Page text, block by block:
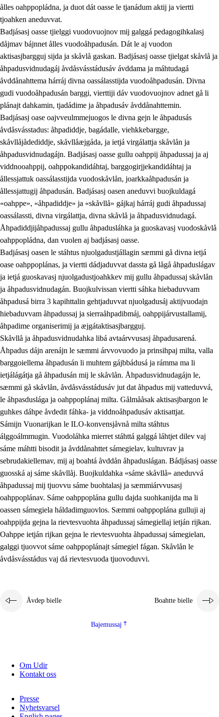
ålles oahppopládna, ja duot dát oasse le tjanádum aktij ja viertti
tjoahken aneduvvat.
Badjásasj oasse tjielggi vuodovuojnov mij galggá pedagogihkalasj
dåjmav bájnnet ålles vuodoåhpadusán. Dát le aj vuodon
aktisasjbargguj sijda ja skåvlå gaskan. Badjásasj oasse tjielgat skåvlå ja
åhpadusvidnudagáj åvdåsvásstádusáv ávddama ja máhtudagá
åvddånahttema hárráj divna oassálasstijda vuodoåhpadusán. Divna
gudi vuodoåhpadusán barggi, vierttiji dáv vuodovuojnov adnet gå li
plánajt dahkamin, tjadádime ja åhpadusáv åvddånahttemin.
Badjásasj oase oajvveulmmejuogos le divna gejn le åhpadusás
åvdåsvásstadus: åhpadiddje, bagádalle, viehkkebargge,
skåvllåjådediddje, skåvllåæjgáda, ja ietjá virgálattja skåvlån ja
åhpadusvidnudagájn. Badjásasj oasse gullu oahppij åhpadussaj ja aj
viddnooahppij, oahppokandidáhtaj, barggogirjjekandidáhtaj ja
ållessjattuk oassálasstijda vuodoskåvlån, joarkkaåhpadusán ja
ållessjattugij åhpadusán. Badjásasj oasen aneduvvi buojkuldagá
«oahppe», «åhpadiddje» ja «skåvllå» gájkaj hárráj gudi åhpadussaj
oassálassti, divna virgálattja, divna skåvlå ja åhpadusvidnudagá.
Åhpadiddjijåhpadussaj gullu åhpadusláhka ja guoskavasj vuodoskåvlå
oahppopládna, dan vuolen aj badjásasj oasse.
Badjásasj oasen le stáhtus njuolgadustjállagin sæmmi gå divna ietjá
oase oahppoplánas, ja viertti dádjaduvvat dassta gå lågå åhpaduslágav
ja ietjá guoskavasj njuolgadustjoahkkev mij gullu åhpadussaj skåvlån
ja åhpadusvidnudagán. Buojkulvissan viertti sáhka hiebaduvvam
åhpadusá birra 3 kapihttalin gehtjaduvvat njuolgadusáj aktijvuodajn
hiebaduvvam åhpadussaj ja sierraåhpadibmáj, oahppijárvustallamij,
åhpadime organiserimij ja æjgátaktisasjbargguj.
Skåvllå ja åhpadusvidnudahka libá avtaárvvusasj åhpadusarená.
Åhpadus dájn arenájn le sæmmi árvvovuodo ja prinsihpaj milta, valla
barggoiellema åhpadusán li muhtem gájbbádusá ja rámma ma li
ietjálágátja gå åhpadusán mij le skåvlån. Åhpadusvidnudagájn le,
sæmmi gå skåvlån, åvdåsvásstádusáv jut dat åhpadus mij vatteduvvá,
le åhpasduslága ja oahppoplánaj milta. Gålmååsak aktisasjbargon le
guhkes dáhpe åvdedit fáhka- ja viddnoåhpadusáv aktisattjat.
Sámijn Vuonarijkan le ILO-konvensjåvnå milta stáhtus
álggoálmmugin. Vuodoláhka mierret stáhttá galggá láhtjet dilev vaj
sáme máhtti bisodit ja åvddånahttet sámegielav, kultuvrav ja
sebrudakiellemav, mij aj boahtá åvddån åhpaduslágan. Bádjásasj oasse
guosská aj sáme skåvllåj. Buojkuldahka «sáme skåvllå» aneduvvá
åhpadussaj mij tjuovvu sáme buohtalasj ja sæmmiárvvusasj
oahppoplánav. Sáme oahppoplána gullu dajda suohkanijda ma li
oassen sámegiela háldadimguovlos. Sæmmi oahppoplána gulluji aj
oahppijda gejna la rievtesvuohta åhpadussaj sámegiellaj ietján rijkan.
Oahppe ietján rijkan gejna le rievtesvuohta åhpadussaj sámegielan,
galggi tjuovvot sáme oahppoplánajt sámegiel fágan. Skåvlån le
åvdåsvásstádus vaj dá rievtesvuoda tjuovoduvvi.
Åvdep bielle Boahtte bielle
Bajemussaj
Om Udir
Kontakt oss
Presse
Nyhetsvarsel